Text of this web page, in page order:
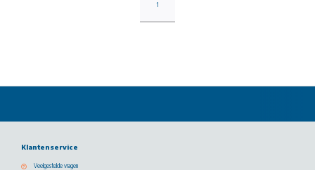
1
Klantenservice
Veelgestelde vragen